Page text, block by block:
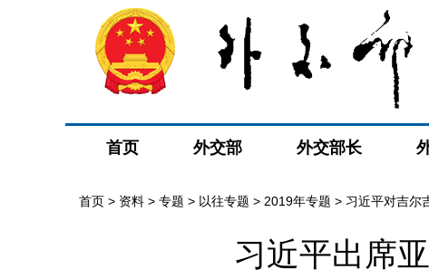
首页 外交部 外交部长
首页 > 资料 > 专题 > 以往专题 > 2019年专题 > 习近平对吉尔
习近平出席